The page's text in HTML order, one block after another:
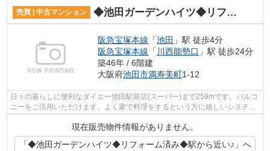
売買 | 中古マンション ◆池田ガーデンハイツ◆リフォーム済み◆駅から近い♪
阪急宝塚本線 「池田 」駅 徒歩4分
阪急宝塚本線 「 川西能勢口 」駅 徒歩24分
築46年 / 6階建
大阪府池田市満寿美町1-12
日々の暮らしに便利なダイエー池田駅前店(スーパー)まで259mです。バルコ
ニーをご活用いただけます。よく家で料理をするという方に嬉しいシステム
キッチン付きの物件。2駅利用できる場...
現在販売物件情報がありません。
「◆池田ガーデンハイツ◆リフォーム済み◆駅から近い♪」へ